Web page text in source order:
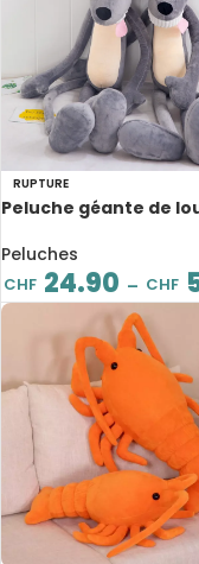
RUPTURE
Peluche géante de
Peluches
CHF 24.90 – CHF